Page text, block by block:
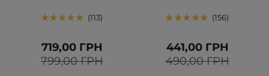
113
799,00 ГРН
719,00 ГРН
156
490,00 ГРН
441,00 ГРН